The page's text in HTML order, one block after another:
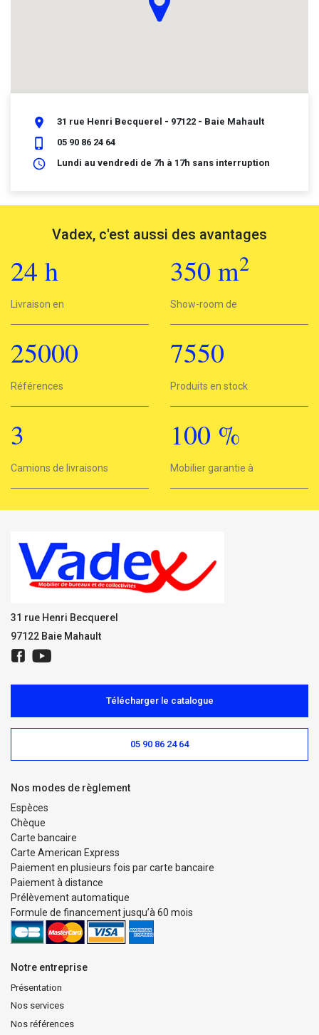
place 31 rue Henri Becquerel - 97122 - Baie Mahault
phone_iphone 05 90 86 24 64
schedule Lundi au vendredi de 7h à 17h sans interruption
Vadex, c'est aussi des avantages
24 h
Livraison en
350 m2
Show-room de
25000
25000
Références
7550
7550
Produits en stock
3
3
Camions de livraisons
100 %
Mobilier garantie à
31 rue Henri Becquerel
97122 Baie Mahault
Notre entreprise
Présentation
Nos services
Nos références
Télécharger le catalogue
05 90 86 24 64
Nos modes de règlement
Espèces
Chèque
Carte bancaire
Carte American Express
Paiement en plusieurs fois par carte bancaire
Paiement à distance
Prélèvement automatique
Formule de financement jusqu’à 60 mois